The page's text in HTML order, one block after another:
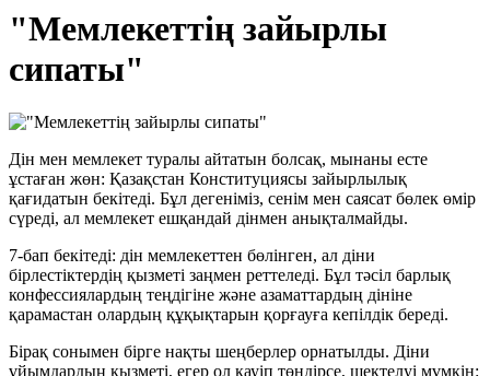
"Мемлекеттің зайырлы
сипаты"
Дін мен мемлекет туралы айтатын болсақ, мынаны есте
ұстаған жөн: Қазақстан Конституциясы зайырлылық
қағидатын бекітеді. Бұл дегеніміз, сенім мен саясат бөлек өмір
сүреді, ал мемлекет ешқандай дінмен анықталмайды.
7-бап бекітеді: дін мемлекеттен бөлінген, ал діни
бірлестіктердің қызметі заңмен реттеледі. Бұл тәсіл барлық
конфессиялардың теңдігіне және азаматтардың дініне
қарамастан олардың құқықтарын қорғауға кепілдік береді.
Бірақ сонымен бірге нақты шеңберлер орнатылды. Діни
ұйымдардың қызметі, егер ол қауіп төндірсе, шектелуі мүмкін: